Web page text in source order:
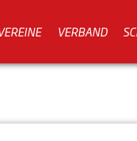
VERBAND